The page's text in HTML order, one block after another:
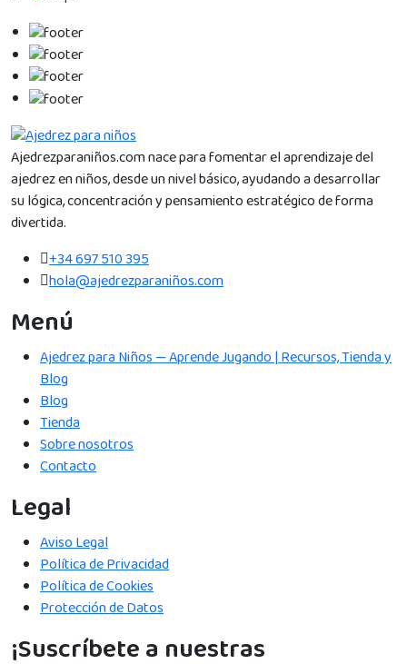
Ajedrezparaniños.com nace para fomentar el aprendizaje del
ajedrez en niños, desde un nivel básico, ayudando a desarrollar
su lógica, concentración y pensamiento estratégico de forma
divertida.
+34 697 510 395
hola@ajedrezparaniños.com
Menú
Ajedrez para Niños — Aprende Jugando | Recursos, Tienda y
Blog
Blog
Tienda
Sobre nosotros
Contacto
Legal
Aviso Legal
Política de Privacidad
Política de Cookies
Protección de Datos
¡Suscríbete a nuestras